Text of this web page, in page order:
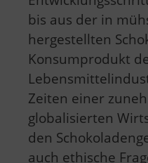
bis aus der in
hergestellten
Konsumprodukt
Zeiten einer
globalisierten
den
auch ethische